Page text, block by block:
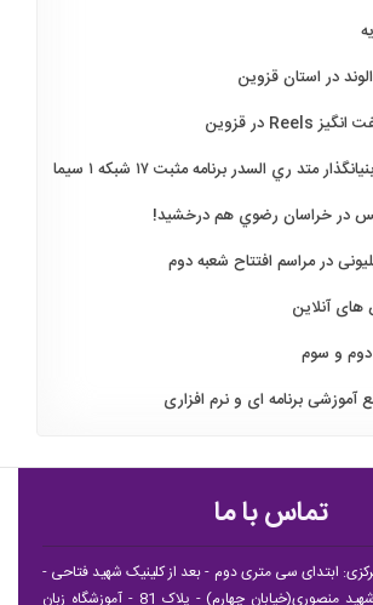
در استان قزوین
متد ري السدر برنامه مثبت ۱۷ شبكه ۱ سيما
در خراسان رضوي هم درخشيد!
در مراسم افتتاح شعبه دوم
های آنلاین
و سوم
آموزشی برنامه ای و نرم افزاری
تماس با ما
ابتدای سی متری دوم - بعد از کلینیک شهید فتاحی -
نبش خیابان شهید منصوری(خیابان چهارم) - پلاک 81 - آموزشگاه زبان